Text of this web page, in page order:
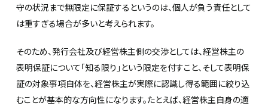
守の状況まで無限定に保証するというのは、個人が負う責任として
は重すぎる場合が多いと考えられます。
そのため、発行会社及び経営株主側の交渉としては、経営株主の
表明保証について「知る限り」という限定を付すこと、そして表明保
証の対象事項自体を、経営株主が実際に認識し得る範囲に絞り込
むことが基本的な方向性になります。たとえば、経営株主自身の適